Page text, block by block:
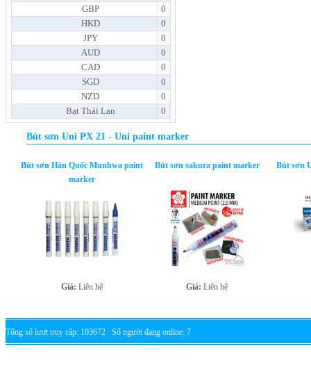
GBP
0
HKD
0
JPY
0
AUD
0
CAD
0
SGD
0
NZD
0
Bạt Thái Lan
0
Bút sơn Uni PX 21 - Uni paint marker
Bút sơn Hàn Quốc Munhwa paint
marker
Giá: Liên hệ
Bút sơn sakura paint marker
Giá: Liên hệ
Bút sơn
Tổng số lượt truy cập: 103672 Số người đang online: 7